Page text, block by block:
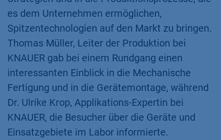
es dem Unternehmen ermöglichen,
Spitzentechnologien auf den Markt zu bringen.
Thomas Müller, Leiter der Produktion bei
KNAUER gab bei einem Rundgang einen
interessanten Einblick in die Mechanische
Fertigung und in die Gerätemontage, während
Dr. Ulrike Krop, Applikations-Expertin bei
KNAUER, die Besucher über die Geräte und
Einsatzgebiete im Labor informierte.